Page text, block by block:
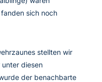
sich noch
stellten wir
diesen
der benachbarte